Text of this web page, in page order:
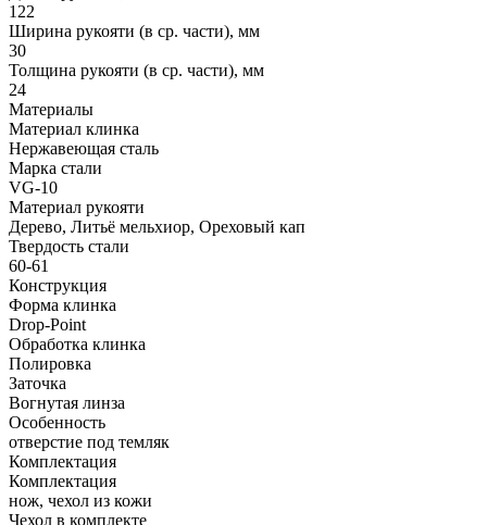
122
Ширина рукояти (в ср. части), мм
30
Толщина рукояти (в ср. части), мм
24
Материалы
Материал клинка
Нержавеющая сталь
Марка стали
VG-10
Материал рукояти
Дерево, Литьё мельхиор, Ореховый кап
Твердость стали
60-61
Конструкция
Форма клинка
Drop-Point
Обработка клинка
Полировка
Заточка
Вогнутая линза
Особенность
отверстие под темляк
Комплектация
Комплектация
нож, чехол из кожи
Чехол в комплекте